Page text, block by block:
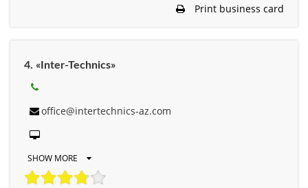
Print business card
4. «Inter-Technics»
office@intertechnics-az.com
SHOW MORE